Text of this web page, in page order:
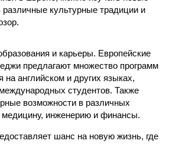
различные культурные традиции и
и карьеры. Европейские
предлагают множество программ
на английском и других языках,
студентов. Также
возможности в различных
инженерию и финансы.
шанс на новую жизнь, где